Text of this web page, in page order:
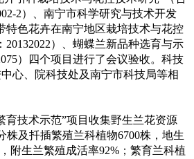
2）、南宁市科学研究与技术开发
特色花卉在南宁地区栽培技术与花控
20132022）、蝴蝶兰新品种选育与示
）四个项目进行了会议验收。科技
心、院科技处及南宁市科技局等相
育技术示范”项目收集野生兰花资源
株及扦插繁殖兰科植物6700株，地生
附生兰繁殖成活率92%；繁育兰科植